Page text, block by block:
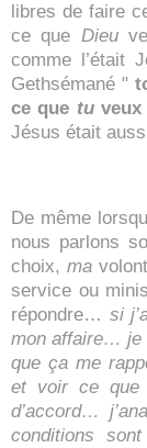
libres de faire
ce que Dieu
comme l’était
Gethsémané "
ce que tu
Jésus était
De même
nous parlons
choix, ma
service ou
répondre… si
mon affaire… je
que ça me
et voir ce que
d’accord…
conditions